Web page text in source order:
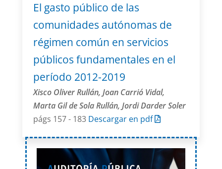
El gasto público de las
comunidades autónomas de
régimen común en servicios
públicos fundamentales en el
período 2012-2019
Xisco Oliver Rullán, Joan Carrió Vidal,
Marta Gil de Sola Rullán, Jordi Darder Soler
págs 157 - 183 Descargar en pdf